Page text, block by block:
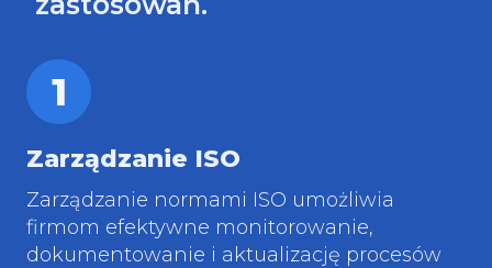
1
Zarządzanie ISO
Zarządzanie normami ISO umożliwia
firmom efektywne monitorowanie,
dokumentowanie i aktualizację procesów